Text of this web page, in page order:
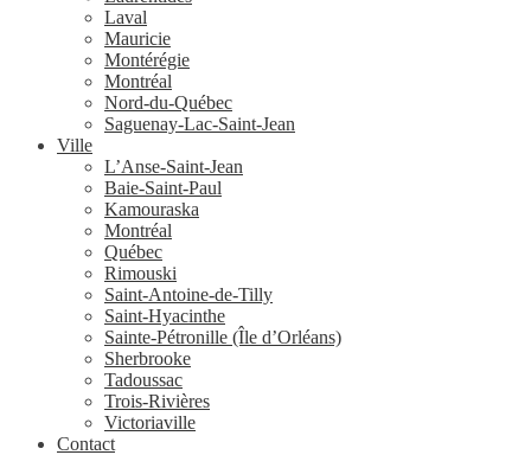
Laval
Mauricie
Montérégie
Montréal
Nord-du-Québec
Saguenay-Lac-Saint-Jean
Ville
L’Anse-Saint-Jean
Baie-Saint-Paul
Kamouraska
Montréal
Québec
Rimouski
Saint-Antoine-de-Tilly
Saint-Hyacinthe
Sainte-Pétronille (Île d’Orléans)
Sherbrooke
Tadoussac
Trois-Rivières
Victoriaville
Contact